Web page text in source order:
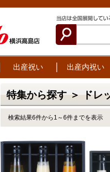
出産祝い 出産内祝い
特集から探す ＞ ドレ
検索結果6件から1～6件までを表示